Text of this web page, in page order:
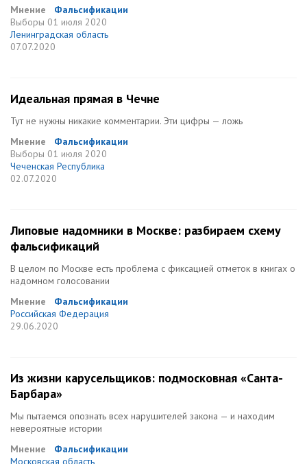
Мнение
Фальсификации
Выборы 01 июля 2020
Ленинградская область
07.07.2020
Идеальная прямая в Чечне
Тут не нужны никакие комментарии. Эти цифры — ложь
Мнение
Фальсификации
Выборы 01 июля 2020
Чеченская Республика
02.07.2020
Липовые надомники в Москве: разбираем схему
фальсификаций
В целом по Москве есть проблема с фиксацией отметок в книгах о
надомном голосовании
Мнение
Фальсификации
Российская Федерация
29.06.2020
Из жизни карусельщиков: подмосковная «Санта-
Барбара»
Мы пытаемся опознать всех нарушителей закона — и находим
невероятные истории
Мнение
Фальсификации
Московская область